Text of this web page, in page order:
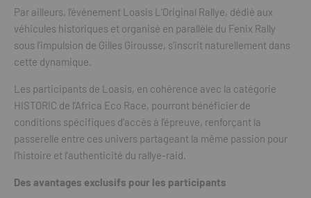
Par ailleurs, l’événement Loasis L’Original Rallye, dédié aux
véhicules historiques et organisé en parallèle du Fenix Rally
sous l’impulsion de Gilles Girousse, s’inscrit naturellement dans
cette dynamique.
Les participants de Loasis, en cohérence avec la catégorie
HISTORIC de l’Africa Eco Race, pourront bénéficier de
conditions spécifiques d’accès à l’épreuve, renforçant la
passerelle entre ces univers partageant la même passion pour
l’histoire et l’authenticité du rallye-raid.
Des avantages exclusifs pour les participants